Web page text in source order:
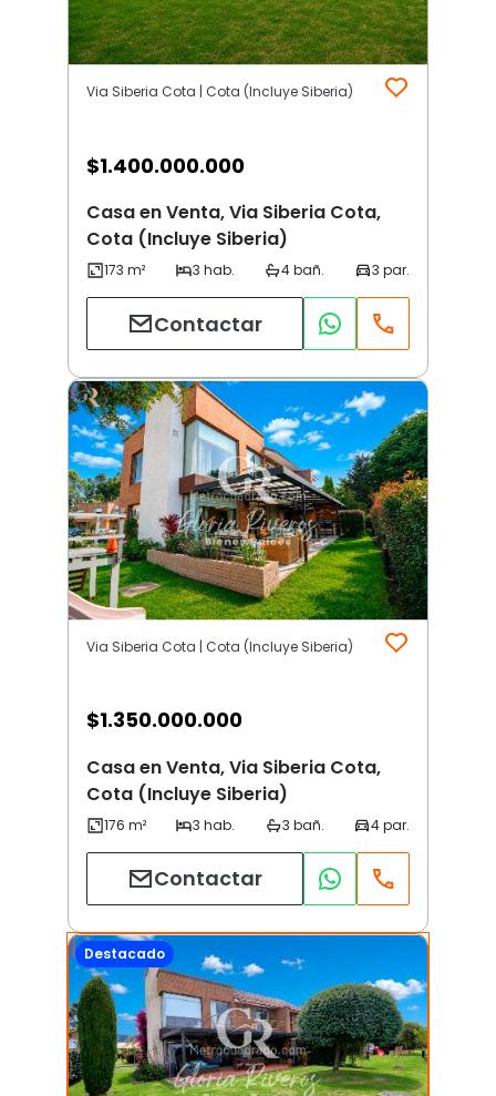
Via Siberia Cota | Cota (Incluye Siberia)
$1.400.000.000
Casa en Venta, Via Siberia Cota,
Cota (Incluye Siberia)
Contactar
Via Siberia Cota | Cota (Incluye Siberia)
$1.350.000.000
Casa en Venta, Via Siberia Cota,
Cota (Incluye Siberia)
Contactar
Destacado